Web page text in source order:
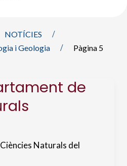
NOTÍCIES
i Geologia Pàgina 5
de
Naturals del